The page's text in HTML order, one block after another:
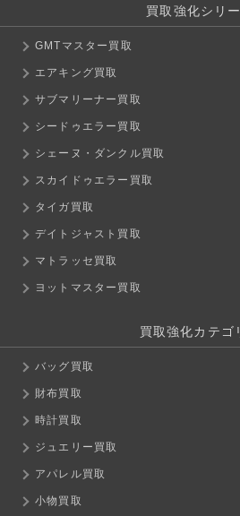
買取強化シリ
GMTマスター買取
エアキング買取
サブマリーナー買取
シードゥエラー買取
シェーヌ・ダンクル買取
スカイドゥエラー買取
タイガ買取
デイトジャスト買取
マトラッセ買取
ヨットマスター買取
買取強化カテゴ
バッグ買取
財布買取
時計買取
ジュエリー買取
アパレル買取
小物買取